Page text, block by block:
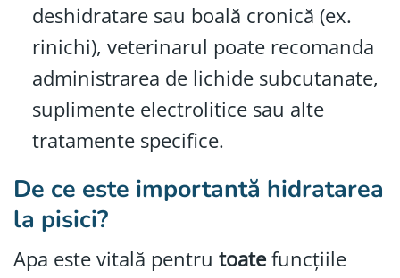
deshidratare sau boală cronică (ex.
rinichi), veterinarul poate recomanda
administrarea de lichide subcutanate,
suplimente electrolitice sau alte
tratamente specifice.
De ce este importantă hidratarea
la pisici?
Apa este vitală pentru toatefuncţiile